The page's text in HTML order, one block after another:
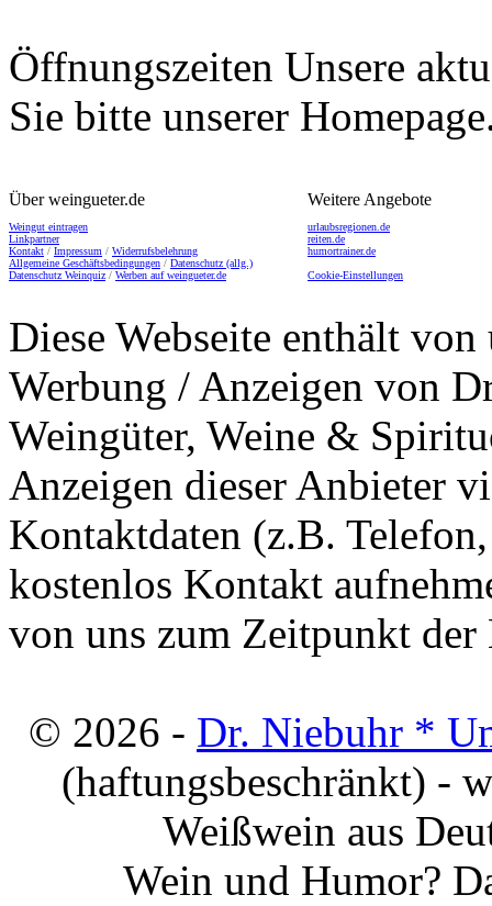
Öffnungszeiten Unsere
Sie bitte unserer
Über weingueter.de
Weingut eintragen
Linkpartner
Kontakt / Impressum / Widerrufsbelehrung
Allgemeine Geschäftsbedingungen / Datenschutz (allg.)
Datenschutz Weinquiz / Werben auf weingueter.de
Weitere Angebote
urlaubsregionen.de
reiten.de
humortrainer.de
Cookie-Einstellungen
Diese Webseite enthält
Werbung / Anzeigen von
Weingüter, Weine &
Anzeigen dieser Anbieter
Kontaktdaten (z.B.
kostenlos Kontakt
von uns zum Zeitpunkt
© 2026 - Dr. Niebuhr *
(haftungsbeschränkt) -
Weißwein aus
Wein und Humor?